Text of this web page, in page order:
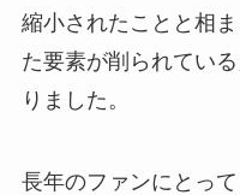
縮小されたことと相
た要素が削られてい
りました。
長年のファンにとっ